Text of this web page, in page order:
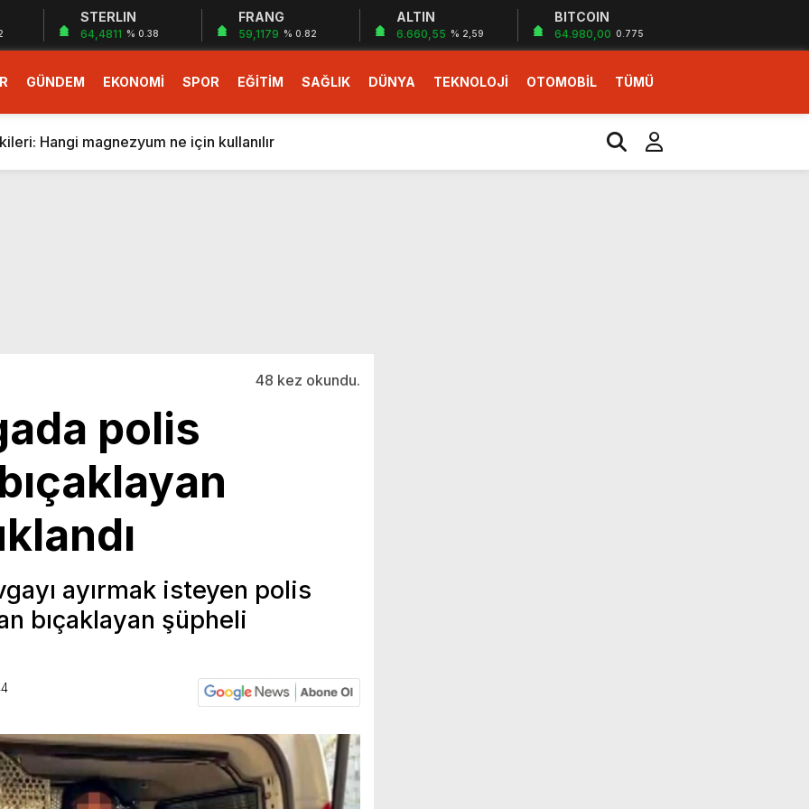
STERLIN
64,4811 % 0.38
FRANG
59,1179 % 0.82
ALTIN
6.660,55 % 2,59
BITCOIN
64.980,00 0.775
GÜNDEM EKONOMİ SPOR EĞİTİM SAĞLIK DÜNYA TEKNOLOJİ OTOMOBİL TÜMÜ
dev teklif
gelecek yeni özellikler belli oldu
Hangi magnezyum ne için kullanılır
başlıyor
dev teklif
48 kez okundu.
polis
ayırmak isteyen polis
bıçaklayan şüpheli